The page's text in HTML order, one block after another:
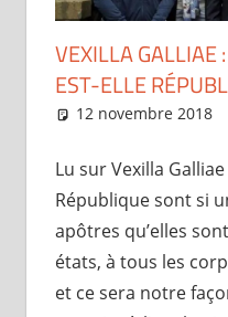
VEXILLA GALLIAE
EST-ELLE
12 novembre 2018
Lu sur Vexilla
République sont si
apôtres qu’elles
états, à tous les
et ce sera notre